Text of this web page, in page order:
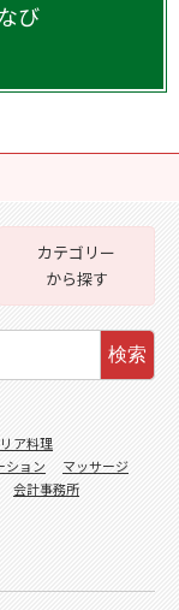
び
カテゴリー
から探す
検索
ア料理
ション
マッサージ
会計事務所